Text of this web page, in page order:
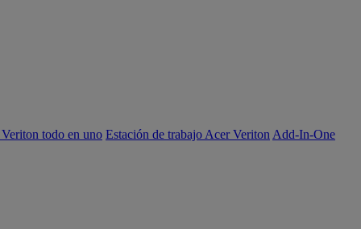
todo en uno Estación de trabajo Acer Veriton Add-In-One